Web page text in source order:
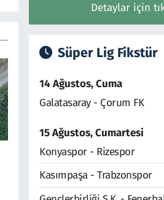
Detaylar için
Süper Lig Fikstür
14 Ağustos, Cuma
Galatasaray - Çorum FK
15 Ağustos, Cumartesi
Konyaspor - Rizespor
Kasımpaşa - Trabzonspor